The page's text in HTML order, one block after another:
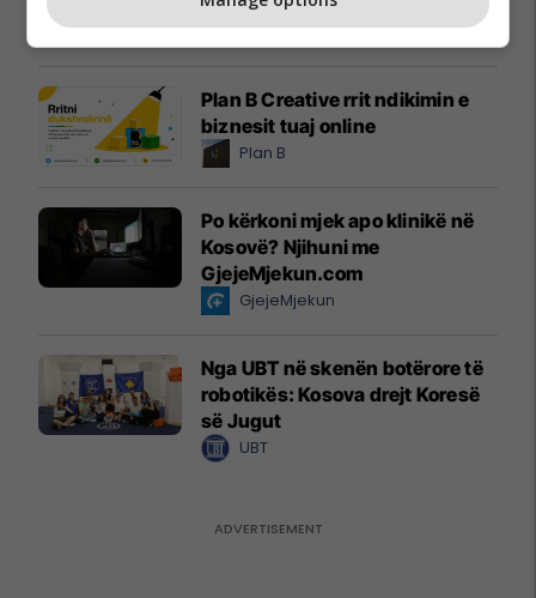
biznesit #15796
Pro Real Estate
Plan B Creative rrit ndikimin e
biznesit tuaj online
Plan B
Po kërkoni mjek apo klinikë në
Kosovë? Njihuni me
GjejeMjekun.com
GjejeMjekun
Nga UBT në skenën botërore të
robotikës: Kosova drejt Koresë
së Jugut
UBT